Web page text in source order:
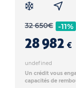
32 650€ -11%
28 982 €
undefined
Un crédit vous
capacités de